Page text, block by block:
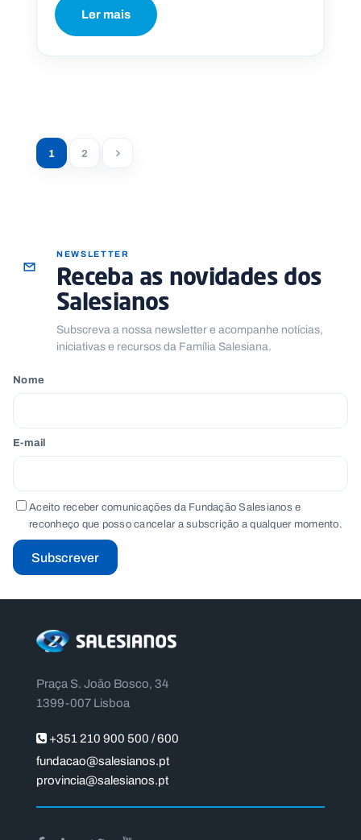
Ler mais
1 2
NEWSLETTER
Receba as novidades dos
Salesianos
Subscreva a nossa newsletter e acompanhe notícias,
iniciativas e recursos da Família Salesiana.
Nome
E-mail
Aceito receber comunicações da Fundação Salesianos e
reconheço que posso cancelar a subscrição a qualquer momento.
Subscrever
Praça S. João Bosco, 34
1399-007 Lisboa
+351 210 900 500 / 600
fundacao@salesianos.pt
provincia@salesianos.pt